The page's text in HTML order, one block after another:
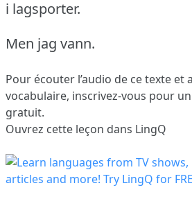
i lagsporter.
Men jag vann.
Pour écouter l’audio de ce texte et
vocabulaire, inscrivez-vous pour
gratuit.
Ouvrez cette leçon dans LingQ